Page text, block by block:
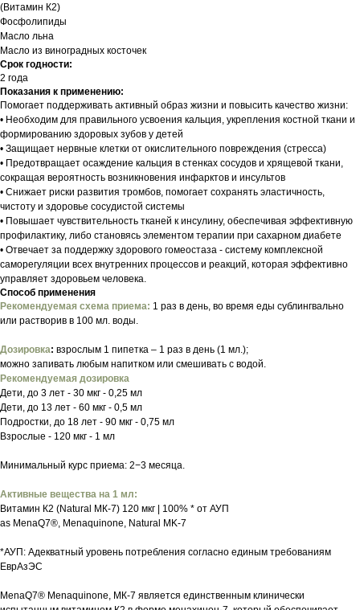
(Витамин К2)
Фосфолипиды
Масло льна
Масло из виноградных косточек
Срок годности:
2 года
Показания к применению:
Помогает поддерживать активный образ жизни и повысить качество жизни:
• Необходим для правильного усвоения кальция, укрепления костной ткани и
формированию здоровых зубов у детей
• Защищает нервные клетки от окислительного повреждения (стресса)
• Предотвращает осаждение кальция в стенках сосудов и хрящевой ткани,
сокращая вероятность возникновения инфарктов и инсультов
• Снижает риски развития тромбов, помогает сохранять эластичность,
чистоту и здоровье сосудистой системы
• Повышает чувствительность тканей к инсулину, обеспечивая эффективную
профилактику, либо становясь элементом терапии при сахарном диабете
• Отвечает за поддержку здорового гомеостаза - систему комплексной
саморегуляции всех внутренних процессов и реакций, которая эффективно
управляет здоровьем человека.
Способ применения
Рекомендуемая схема приема: 1 раз в день, во время еды сублингвально
или растворив в 100 мл. воды.
Дозировка: взрослым 1 пипетка – 1 раз в день (1 мл.);
можно запивать любым напитком или смешивать с водой.
Рекомендуемая дозировка
Дети, до 3 лет - 30 мкг - 0,25 мл
Дети, до 13 лет - 60 мкг - 0,5 мл
Подростки, до 18 лет - 90 мкг - 0,75 мл
Взрослые - 120 мкг - 1 мл
Минимальный курс приема: 2−3 месяца.
Активные вещества на 1 мл:
Витамин К2 (Natural МК-7) 120 мкг | 100% * от АУП
as MenaQ7®, Menaquinone, Natural MK-7
*АУП: Адекватный уровень потребления согласно единым требованиям
ЕврАзЭС
MenaQ7® Menaquinone, МК-7 является единственным клинически